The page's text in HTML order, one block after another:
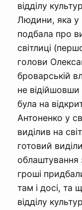
відділу
Людини, яка у
подбала про
світлиці
голови
броварській
не відійшовши
була на
Антоненко у
виділив на
готовий
облаштування
гроші
там і досі, та
відділу